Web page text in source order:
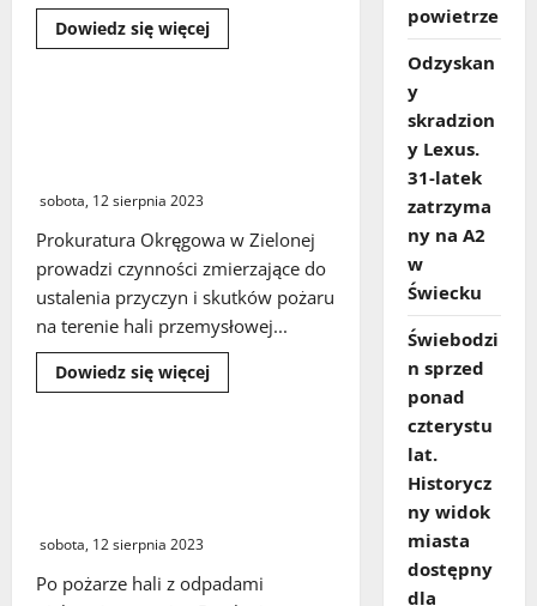
Dowiedz się więcejDowiedz
się
Kontroli
sobota, 12 sierpnia 2023
Prokuratura Okręgowa w Zielonej
prowadzi czynności zmierzające do
ustalenia przyczyn i skutków pożaru
na terenie hali przemysłowej...
Dowiedz się więcejDowiedz
się
Przylepie
sobota, 12 sierpnia 2023
Po pożarze hali z odpadami
powietrze
Odzyskan
y
skradzion
y Lexus.
31‑latek
zatrzyma
ny na A2
w
Świecku
Świebodzi
n sprzed
ponad
czterystu
lat.
Historycz
ny widok
miasta
dostępny
dla